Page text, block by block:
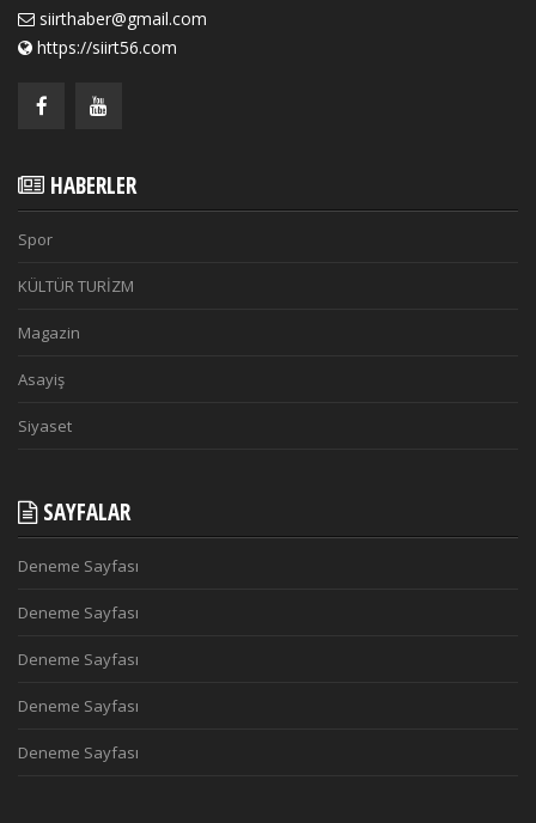
siirthaber@gmail.com
https://siirt56.com
HABERLER
Spor
KÜLTÜR TURİZM
Magazin
Asayiş
Siyaset
SAYFALAR
Deneme Sayfası
Deneme Sayfası
Deneme Sayfası
Deneme Sayfası
Deneme Sayfası